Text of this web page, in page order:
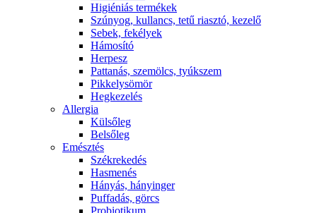
Higiéniás termékek
Szúnyog, kullancs, tetű riasztó, kezelő
Sebek, fekélyek
Hámosító
Herpesz
Pattanás, szemölcs, tyúkszem
Pikkelysömör
Hegkezelés
Allergia
Külsőleg
Belsőleg
Emésztés
Székrekedés
Hasmenés
Hányás, hányinger
Puffadás, görcs
Probiotikum